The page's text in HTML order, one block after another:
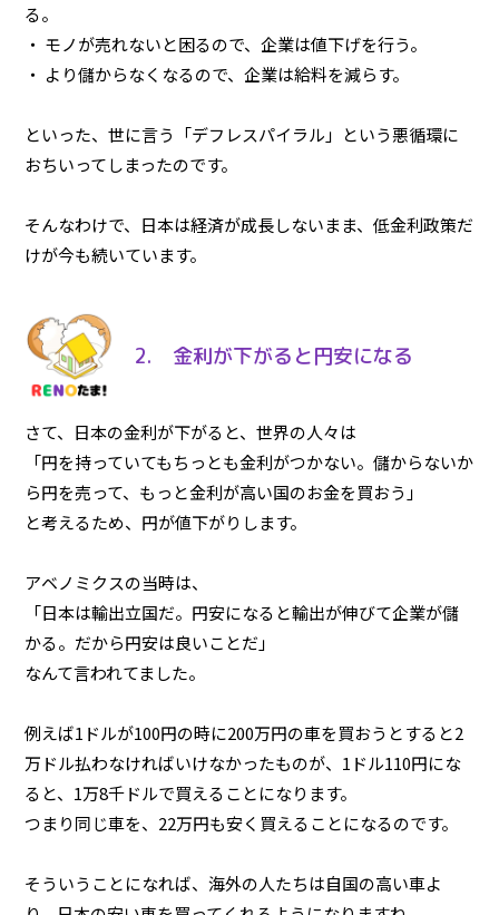
る。
・ モノが売れないと困るので、企業は値下げを行う。
・ より儲からなくなるので、企業は給料を減らす。
といった、世に言う「デフレスパイラル」という悪循環に
おちいってしまったのです。
そんなわけで、日本は経済が成長しないまま、低金利政策だ
けが今も続いています。
2. 金利が下がると円安になる
さて、日本の金利が下がると、世界の人々は
「円を持っていてもちっとも金利がつかない。儲からないか
ら円を売って、もっと金利が高い国のお金を買おう」
と考えるため、円が値下がりします。
アベノミクスの当時は、
「日本は輸出立国だ。円安になると輸出が伸びて企業が儲
かる。だから円安は良いことだ」
なんて言われてました。
例えば1ドルが100円の時に200万円の車を買おうとすると2
万ドル払わなければいけなかったものが、1ドル110円にな
ると、1万8千ドルで買えることになります。
つまり同じ車を、22万円も安く買えることになるのです。
そういうことになれば、海外の人たちは自国の高い車よ